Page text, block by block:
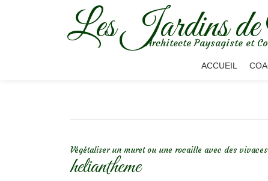
Les Jardins
Architecte Paysagiste et
ACCUEIL
Végétaliser un muret ou une rocaille avec des vivaces
heliantheme